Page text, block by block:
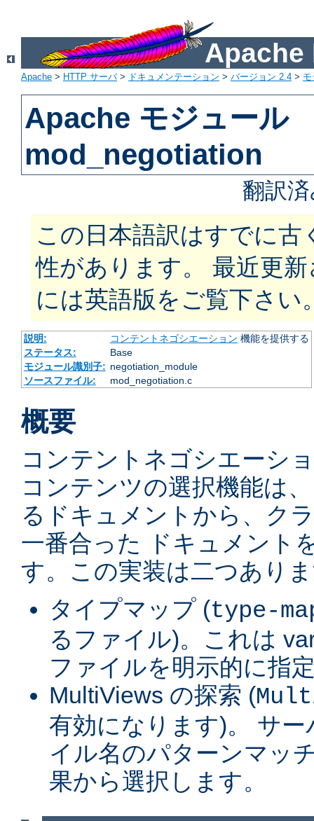
Apache
Apache > HTTP サーバ> ドキュメンテーション > バージョン 2.4 >
Apache モジュール
mod_negotiation
翻訳
この日本語訳はすでに古
性があります。 最近更
には英語版をご覧下さい
説明: コンテントネゴシエーション 機能を提供する
ステータス:
Base
モジュール識別子: negotiation_module
ソースファイル:
mod_negotiation.c
概要
コンテントネゴシエーシ
コンテンツの選択機能は
るドキュメントから、ク
一番合った ドキュメント
す。この実装は二つあり
タイプマップ (type-
るファイル)。これは
ファイルを明示的に指
MultiViews の探索 (
有効になります)。 サ
イル名のパターンマッ
果から選択します。